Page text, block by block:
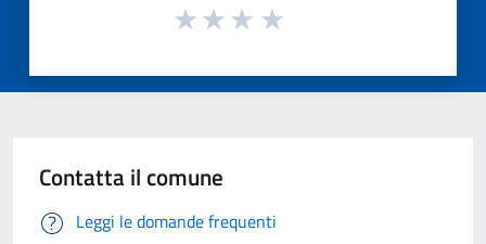
Contatta il comune
Leggi le domande frequenti